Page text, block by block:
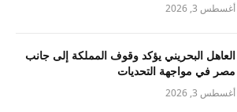
أغسطس 3, 2026
العاهل البحريني يؤكد وقوف المملكة إلى جانب
مصر في مواجهة التحديات
أغسطس 3, 2026